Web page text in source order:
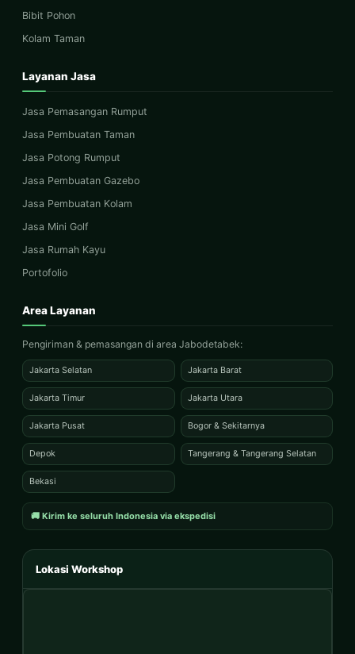
Bibit Pohon
Kolam Taman
Layanan Jasa
Jasa Pemasangan Rumput
Jasa Pembuatan Taman
Jasa Potong Rumput
Jasa Pembuatan Gazebo
Jasa Pembuatan Kolam
Jasa Mini Golf
Jasa Rumah Kayu
Portofolio
Area Layanan
Pengiriman & pemasangan di area Jabodetabek:
Jakarta Selatan Jakarta Barat
Jakarta Timur Jakarta Utara
Jakarta Pusat Bogor & Sekitarnya
Depok Tangerang & Tangerang Selatan
Bekasi
🚚 Kirim ke seluruh Indonesia via ekspedisi
Lokasi Workshop